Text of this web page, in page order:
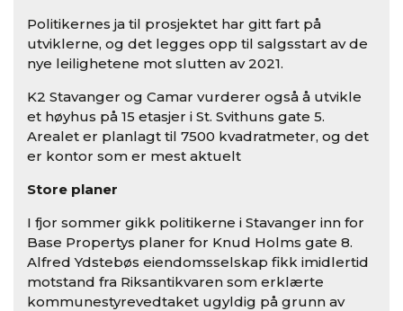
Politikernes ja til prosjektet har gitt fart på
utviklerne, og det legges opp til salgsstart av de
nye leilighetene mot slutten av 2021.
K2 Stavanger og Camar vurderer også å utvikle
et høyhus på 15 etasjer i St. Svithuns gate 5.
Arealet er planlagt til 7500 kvadratmeter, og det
er kontor som er mest aktuelt
Store planer
I fjor sommer gikk politikerne i Stavanger inn for
Base Propertys planer for Knud Holms gate 8.
Alfred Ydstebøs eiendomsselskap fikk imidlertid
motstand fra Riksantikvaren som erklærte
kommunestyrevedtaket ugyldig på grunn av